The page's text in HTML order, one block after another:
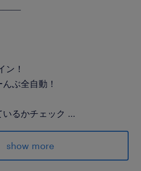
ン！
ぶ全自動！
いるかチェック ...
マニュアル通りに復旧
の入力作業
show more